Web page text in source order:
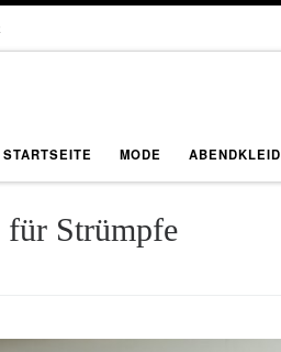
STARTSEITE MODE ABENDKLEID
für Strümpfe